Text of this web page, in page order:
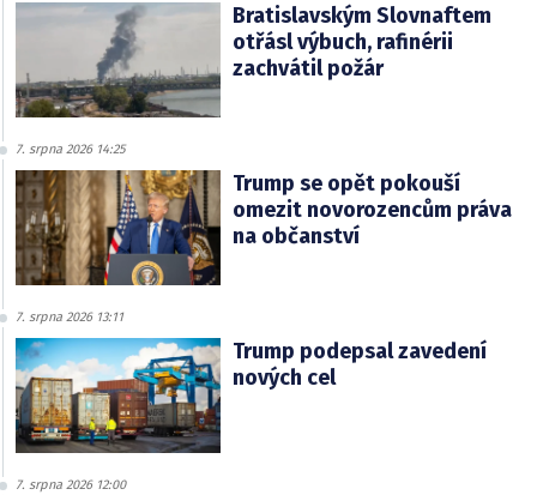
Bratislavským Slovnaftem
otřásl výbuch, rafinérii
zachvátil požár
7. srpna 2026 14:25
Trump se opět pokouší
omezit novorozencům práva
na občanství
7. srpna 2026 13:11
Trump podepsal zavedení
nových cel
7. srpna 2026 12:00